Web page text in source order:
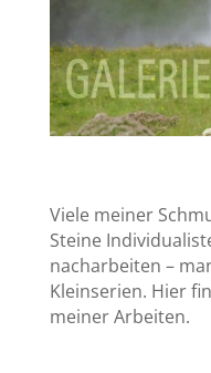
Viele meiner
Steine
nacharbeiten –
Kleinserien. Hier
meiner Arbeiten.